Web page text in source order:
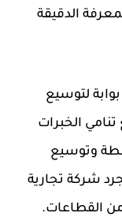
الدقيقة
بوابة لتوسيع
الخبرات
وتوسيع
شركة تجارية
القطاعات.